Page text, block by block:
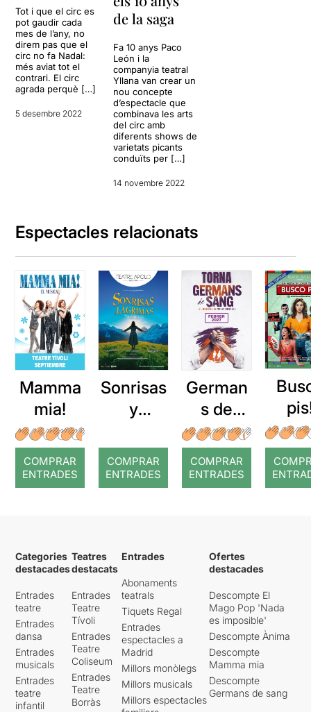
se fora del recinte qualsevol
vergonya o pudor.
bé i oblidar-se de tot
Tot i que el circ es
pot gaudir cada
mes de l’any, no
direm pas que el
circ no fa Nadal:
més aviat tot el
contrari. El circ
agrada perquè […]
5 desembre 2022
de la saga
Fa 10 anys Paco
León i la
companyia teatral
Yllana van crear un
nou concepte
d’espectacle que
combinava les arts
del circ amb
diferents shows de
varietats picants
conduïts per […]
14 novembre 2022
Espectacles relacionats
Mamma
mia!
COMPRAR
ENTRADES
Sonrisas
y
COMPRAR
ENTRADES
German
s de
sang
COMPRAR
ENTRADES
Categories
destacades
Entrades
teatre
Entrades
dansa
Entrades
musicals
Entrades
teatre
infantil
Teatres
destacats
Entrades
Teatre
Tívoli
Entrades
Teatre
Coliseum
Entrades
Teatre
Borràs
Entrades
Abonaments
teatrals
Tiquets Regal
Entrades
espectacles a
Madrid
Millors monòlegs
Millors musicals
Millors espectacles
Ofertes
destacades
Descompte El
Mago Pop 'Nada
es imposible'
Descompte Ànima
Descompte
Mamma mia
Descompte
Germans de sang